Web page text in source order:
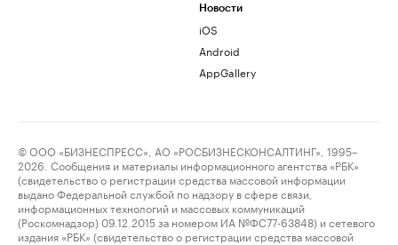
Новости
iOS
Android
AppGallery
© ООО «БИЗНЕСПРЕСС», АО «РОСБИЗНЕСКОНСАЛТИНГ», 1995–
2026. Сообщения и материалы информационного агентства «РБК»
(свидетельство о регистрации средства массовой информации
выдано Федеральной службой по надзору в сфере связи,
информационных технологий и массовых коммуникаций
(Роскомнадзор) 09.12.2015 за номером ИА №ФС77-63848) и сетевого
издания «РБК» (свидетельство о регистрации средства массовой